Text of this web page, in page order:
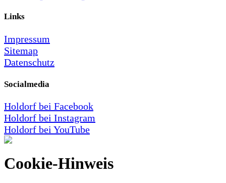
Links
Impressum
Sitemap
Datenschutz
Socialmedia
Holdorf bei Facebook
Holdorf bei Instagram
Holdorf bei YouTube
Cookie-Hinweis